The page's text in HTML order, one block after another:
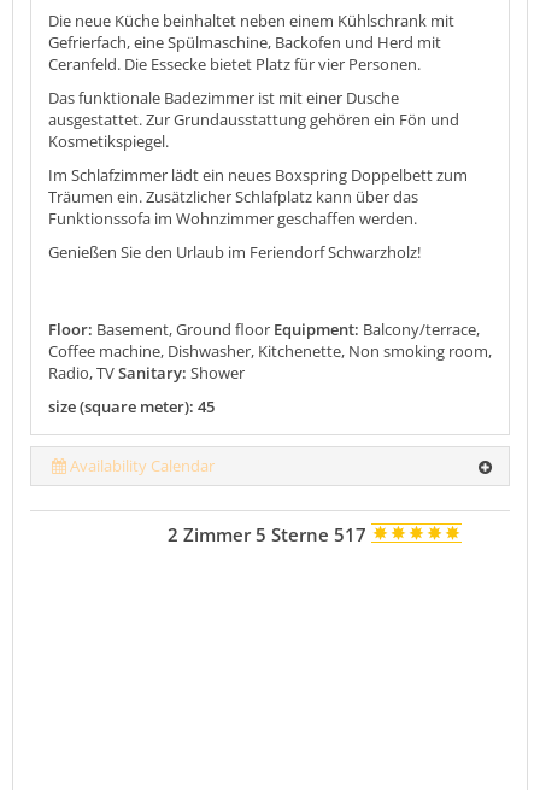
Die neue Küche beinhaltet neben einem Kühlschrank mit
Gefrierfach, eine Spülmaschine, Backofen und Herd mit
Ceranfeld. Die Essecke bietet Platz für vier Personen.
Das funktionale Badezimmer ist mit einer Dusche
ausgestattet. Zur Grundausstattung gehören ein Fön und
Kosmetikspiegel.
Im Schlafzimmer lädt ein neues Boxspring Doppelbett zum
Träumen ein. Zusätzlicher Schlafplatz kann über das
Funktionssofa im Wohnzimmer geschaffen werden.
Genießen Sie den Urlaub im Feriendorf Schwarzholz!
Floor: Basement, Ground floor Equipment: Balcony/terrace,
Coffee machine, Dishwasher, Kitchenette, Non smoking room,
Radio, TVSanitary: Shower
size (square meter): 45
Availability Calendar
2 Zimmer 5 Sterne 517